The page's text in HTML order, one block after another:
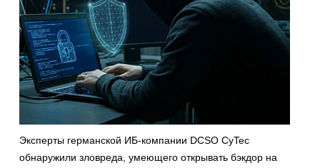
Эксперты германской ИБ-компании DCSO CyTec
обнаружили зловреда, умеющего открывать бэкдор на